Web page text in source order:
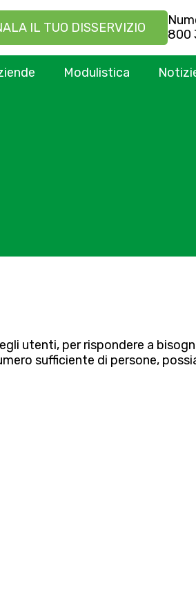
IL TUO DISSERVIZIO
800
Modulistica
utenti, per rispondere a
sufficiente di persone,